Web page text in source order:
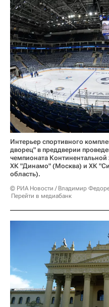
Интерьер спортивного
дворец" в преддверии
чемпионата
ХК "Динамо" (Москва) и ХК
область).
© РИА Новости / Владимир
Перейти в медиабанк